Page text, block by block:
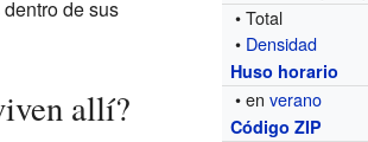
• Total
• Densidad
Huso horario
• enverano
Código ZIP
de sus
allí?